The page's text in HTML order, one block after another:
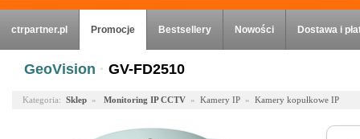
ctrpartner.pl Promocje Bestsellery Nowości Dostawa i
GeoVision · GV-FD2510
Kategoria: Sklep » Monitoring IP CCTV » Kamery IP » Kamery kopułkowe IP